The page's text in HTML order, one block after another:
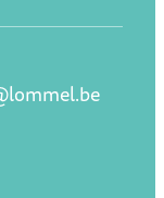
lommel.be